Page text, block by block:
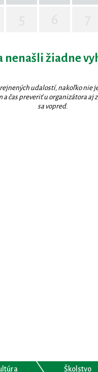
nenašli žiadne
udalostí, nakoľko nie
čas preveriť u organizátora aj
sa vopred.
Školstvo